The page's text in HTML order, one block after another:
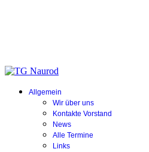
Allgemein
Wir über uns
Kontakte Vorstand
News
Alle Termine
Links